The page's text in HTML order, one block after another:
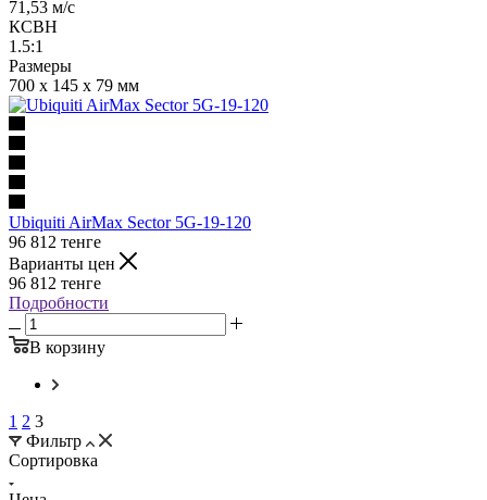
71,53 м/с
КСВН
1.5:1
Размеры
700 x 145 x 79 мм
Ubiquiti AirMax Sector 5G-19-120
96 812 тенге
Варианты цен
96 812 тенге
Подробности
В корзину
1 2 3
Фильтр
Сортировка